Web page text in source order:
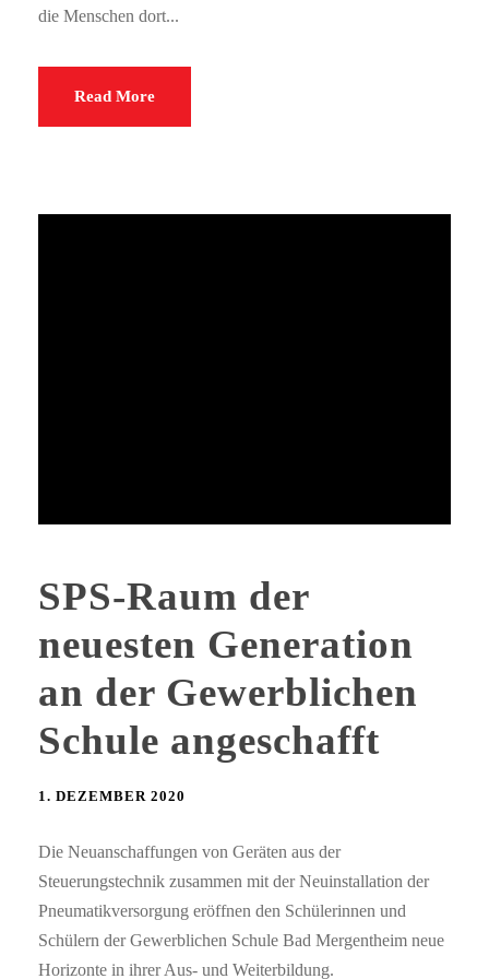
die Menschen dort...
Read More
SPS-Raum der
neuesten Generation
an der Gewerblichen
Schule angeschafft
1. DEZEMBER 2020
Die Neuanschaffungen von Geräten aus der
Steuerungstechnik zusammen mit der Neuinstallation der
Pneumatikversorgung eröffnen den Schülerinnen und
Schülern der Gewerblichen Schule Bad Mergentheim neue
Horizonte in ihrer Aus- und Weiterbildung.